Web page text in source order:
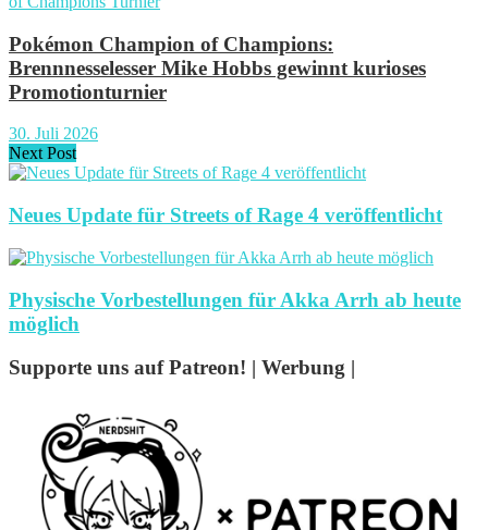
Pokémon Champion of Champions:
Brennnesselesser Mike Hobbs gewinnt kurioses
Promotionturnier
30. Juli 2026
Next Post
Neues Update für Streets of Rage 4 veröffentlicht
Physische Vorbestellungen für Akka Arrh ab heute
möglich
Supporte uns auf Patreon! | Werbung |